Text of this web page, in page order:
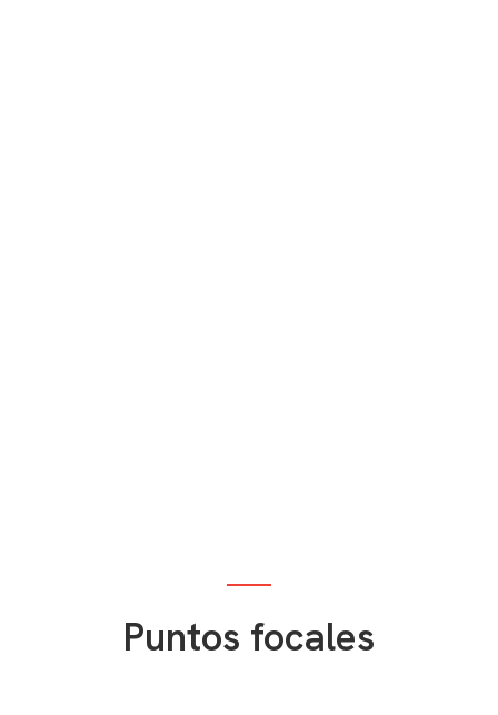
Puntos focales